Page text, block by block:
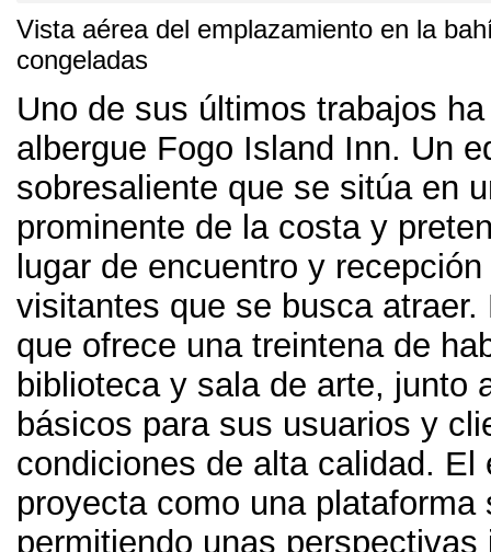
Vista aérea del emplazamiento en la
congeladas
Uno de sus últimos trabajos
albergue Fogo Island Inn. Un
sobresaliente que se sitúa en
prominente de la costa y
lugar de encuentro y
visitantes que se busca atraer.
que ofrece una treintena de
biblioteca y sala de arte, junto
básicos para sus usuarios y
condiciones de alta calidad. El
proyecta como una plataforma
permitiendo unas perspectivas